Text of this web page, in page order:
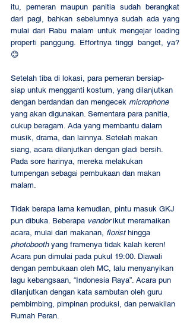
itu, pemeran maupun panitia sudah berangkat
dari pagi, bahkan sebelumnya sudah ada yang
mulai dari Rabu malam untuk mengejar loading
properti panggung. Effortnya tinggi banget, ya?
😊
Setelah tiba di lokasi, para pemeran bersiap-
siap untuk mengganti kostum, yang dilanjutkan
dengan berdandan dan mengecek microphone
yang akan digunakan. Sementara para panitia,
cukup beragam. Ada yang membantu dalam
musik, drama, dan lainnya. Setelah makan
siang, acara dilanjutkan dengan gladi bersih.
Pada sore harinya, mereka melakukan
tumpengan sebagai pembukaan dan makan
malam.
Tidak berapa lama kemudian, pintu masuk GKJ
pun dibuka. Beberapa vendor ikut meramaikan
acara, mulai dari makanan, florist hingga
photobooth yang framenya tidak kalah keren!
Acara pun dimulai pada pukul 19:00. Diawali
dengan pembukaan oleh MC, lalu menyanyikan
lagu kebangsaan, “Indonesia Raya”. Acara pun
dilanjutkan dengan kata sambutan oleh guru
pembimbing, pimpinan produksi, dan perwakilan
Rumah Peran.